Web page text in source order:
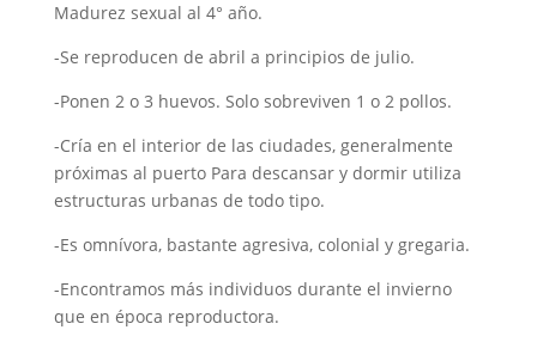
Madurez sexual al 4° año.
-Se reproducen de abril a principios de julio.
-Ponen 2 o 3 huevos. Solo sobreviven 1 o 2 pollos.
-Cría en el interior de las ciudades, generalmente
próximas al puerto Para descansar y dormir utiliza
estructuras urbanas de todo tipo.
-Es omnívora, bastante agresiva, colonial y gregaria.
-Encontramos más individuos durante el invierno
que en época reproductora.